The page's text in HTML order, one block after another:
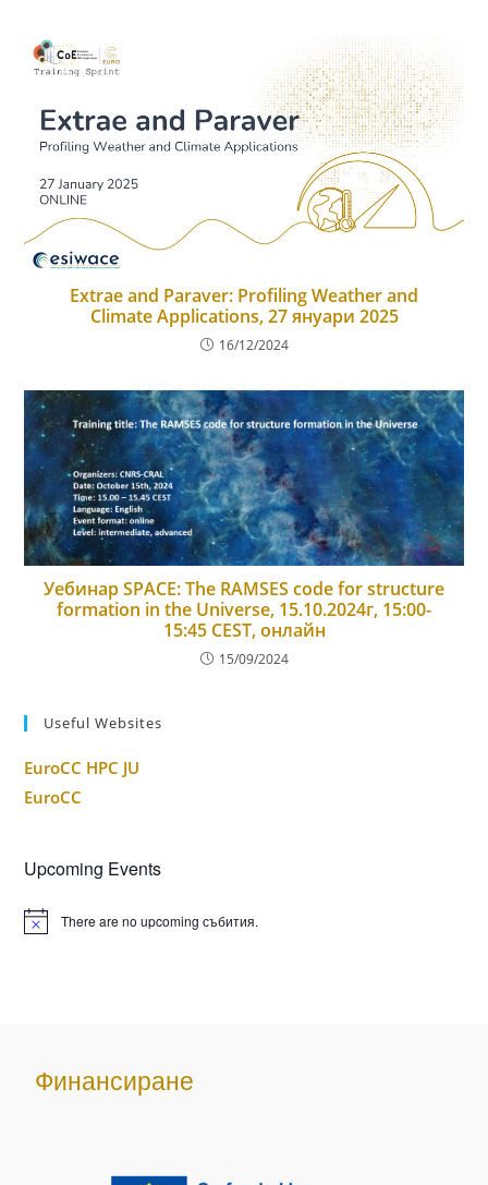
Extrae and Paraver: Profiling Weather and
Climate Applications, 27 януари 2025
16/12/2024
Уебинар SPACE: The RAMSES code for structure
formation in the Universe, 15.10.2024г, 15:00-
15:45 CEST, онлайн
15/09/2024
Useful Websites
EuroCC HPC JU
EuroCC
Upcoming Events
There are no upcoming събития.
Финансиране